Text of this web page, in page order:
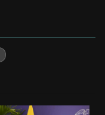
gobernadores marcan
de tendencia con el